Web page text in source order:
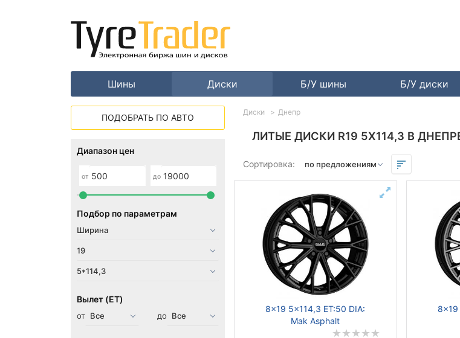
Шины Диски Б/У шины Б/У диски
ЛИТЫЕ ДИСКИ R19 5X114,3 В
Сортировка:
8x19 5x114,3 ET:50 DIA:
Mak Asphalt
8x19
Диски Днепр
ПОДОБРАТЬ ПО АВТО
Диапазон цен
от до
Подбор по параметрам
Вылет (ET)
от до